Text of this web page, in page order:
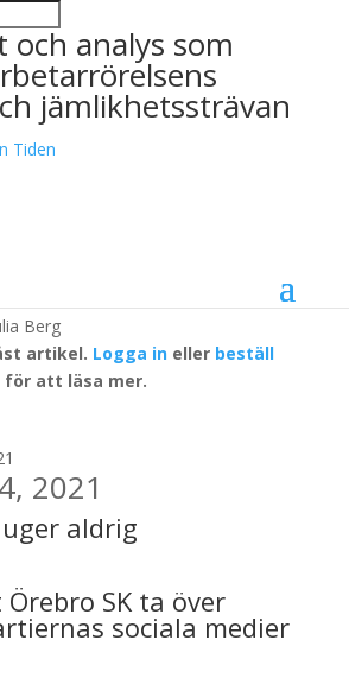
och analys som
jämlikhetssträvan
artikel. Logga ineller beställ
för att läsa mer.
2021
aldrig
Örebro SK ta över
sociala medier